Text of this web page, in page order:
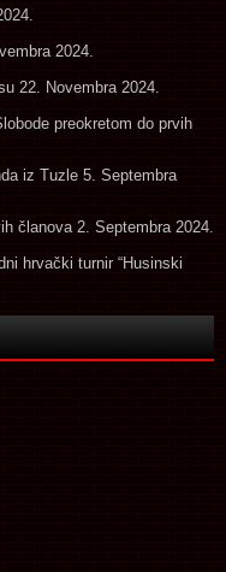
2024.
22. Novembra 2024.
preokretom do prvih
iz Tuzle 5. Septembra
članova 2. Septembra 2024.
hrvački turnir “Husinski